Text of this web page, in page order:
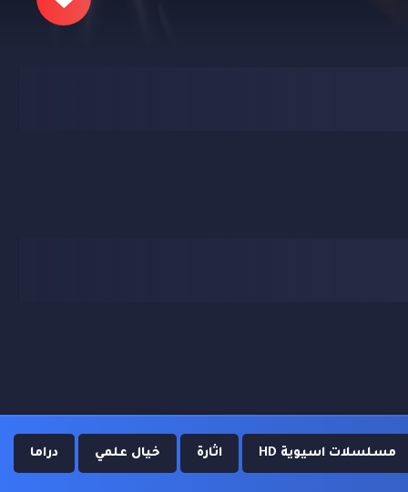
مسلسلات اسيوية HD اثارة خيال علمي دراما